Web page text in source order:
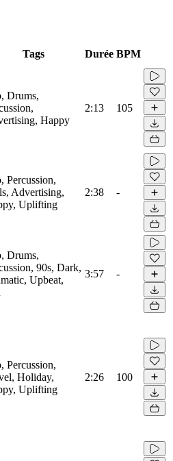
Tags Durée BPM
Drums,
Happy
2:13 105
Percussion,
Advertising,
Uplifting
2:38 -
Drums,
90s, Dark,
Upbeat,
3:57 -
Percussion,
Holiday,
Uplifting
2:26 100